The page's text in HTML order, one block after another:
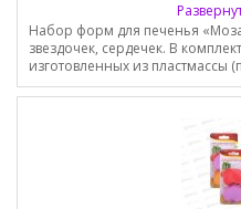
Набор форм для печенья
звездочек, сердечек. В
изготовленных из пластмассы